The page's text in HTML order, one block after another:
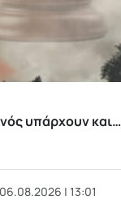
υπάρχουν
06.08.2026 | 13:01